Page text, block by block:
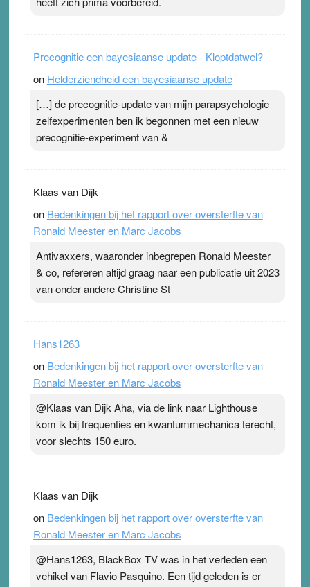
Precognitie een bayesiaanse update - Kloptdatwel?
on Helderziendheid een bayesiaanse update
[…] de precognitie-update van mijn parapsychologie
zelfexperimenten ben ik begonnen met een nieuw
precognitie-experiment van &
Klaas van Dijk
on Bedenkingen bij het rapport over oversterfte van
Ronald Meester en Marc Jacobs
Antivaxxers, waaronder inbegrepen Ronald Meester
& co, refereren altijd graag naar een publicatie uit 2023
van onder andere Christine St
Hans1263
on Bedenkingen bij het rapport over oversterfte van
Ronald Meester en Marc Jacobs
@Klaas van Dijk Aha, via de link naar Lighthouse
kom ik bij frequenties en kwantummechanica terecht,
voor slechts 150 euro.
Klaas van Dijk
on Bedenkingen bij het rapport over oversterfte van
Ronald Meester en Marc Jacobs
@Hans1263, BlackBox TV was in het verleden een
vehikel van Flavio Pasquino. Een tijd geleden is er